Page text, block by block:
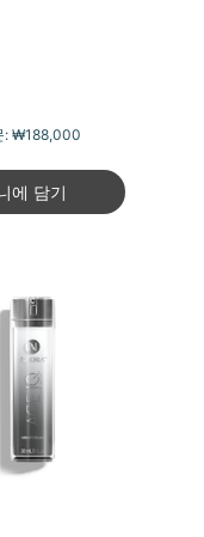
:₩188,000
에 담기